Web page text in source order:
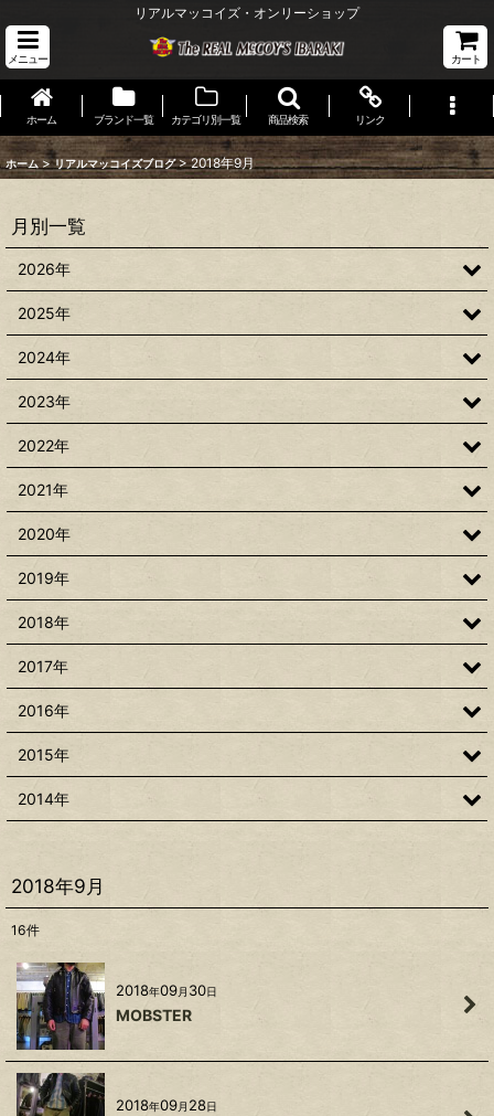
リアルマッコイズ・オンリーショップ
メニュー カート
ホーム ブランド一覧 カテゴリ別一覧 商品検索 リンク
ホーム > リアルマッコイズブログ > 2018年9月
2018年9月
16件
2018年09月 30日
MOBSTER
2018年09月 28日
月別一覧
2026年
2025年
2024年
2023年
2022年
2021年
2020年
2019年
2018年
2017年
2016年
2015年
2014年